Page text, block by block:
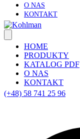
O NAS
KONTAKT
HOME
PRODUKTY
KATALOG PDF
O NAS
KONTAKT
(+48) 58 741 25 96